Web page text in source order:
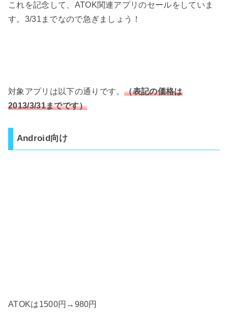
これを記念して、ATOK関連アプリのセールをしていま
す。3/31までなので急ぎましょう！
対象アプリは以下の通りです。（表記の価格は
2013/3/31までです）
Android向け
ATOKは1500円→980円